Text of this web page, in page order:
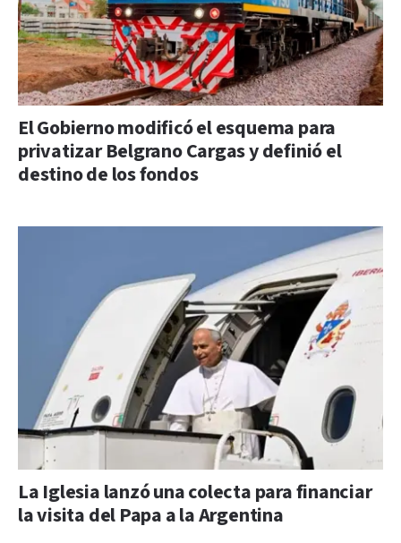
El Gobierno modificó el esquema para
privatizar Belgrano Cargas y definió el
destino de los fondos
La Iglesia lanzó una colecta para financiar
la visita del Papa a la Argentina